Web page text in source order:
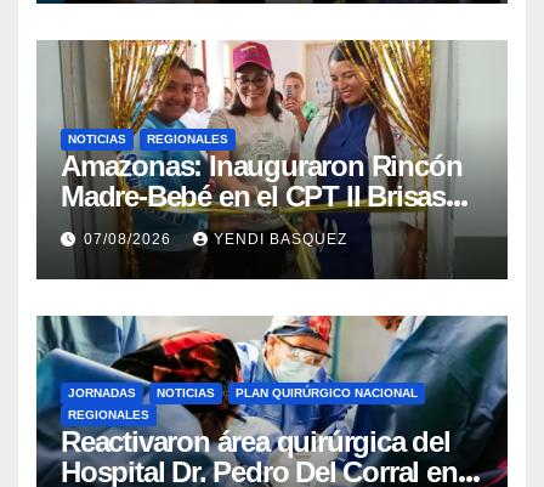
NOTICIAS REGIONALES
​Amazonas: Inauguraron Rincón
Madre-Bebé en el CPT II Brisas
del Aeropuerto ​Inauguraron
Rincón
07/08/2026 YENDI BASQUEZ
JORNADAS NOTICIAS
PLAN QUIRÚRGICO NACIONAL
REGIONALES
Reactivaron área quirúrgica del
Hospital Dr. Pedro Del Corral en